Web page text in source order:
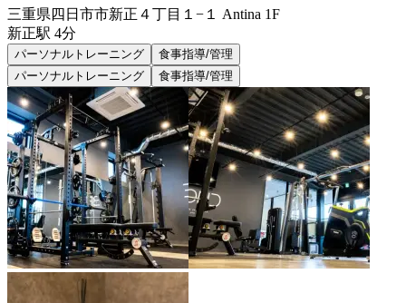
三重県四日市市新正４丁目１−１ Antina 1F
新正駅 4分
パーソナルトレーニング
食事指導/管理
パーソナルトレーニング
食事指導/管理